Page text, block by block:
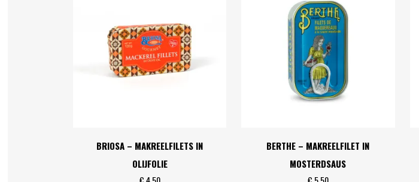
BRIOSA – MAKREELFILETS IN
OLIJFOLIE
BERTHE – MAKREELFILET IN
MOSTERDSAUS